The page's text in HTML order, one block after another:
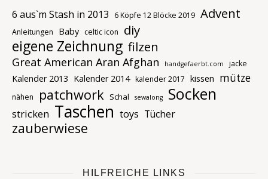
6 aus`m Stash in 2013 6 Köpfe 12 Blöcke 2019 Advent
Anleitungen Baby celtic icon diy
eigene Zeichnung filzen
Great American Aran Afghan handgefaerbt.com jacke
Kalender 2013 Kalender 2014 kalender 2017 kissen mütze
nähen patchwork Schal sewalong Socken
stricken Taschen toys Tücher
zauberwiese
HILFREICHE LINKS